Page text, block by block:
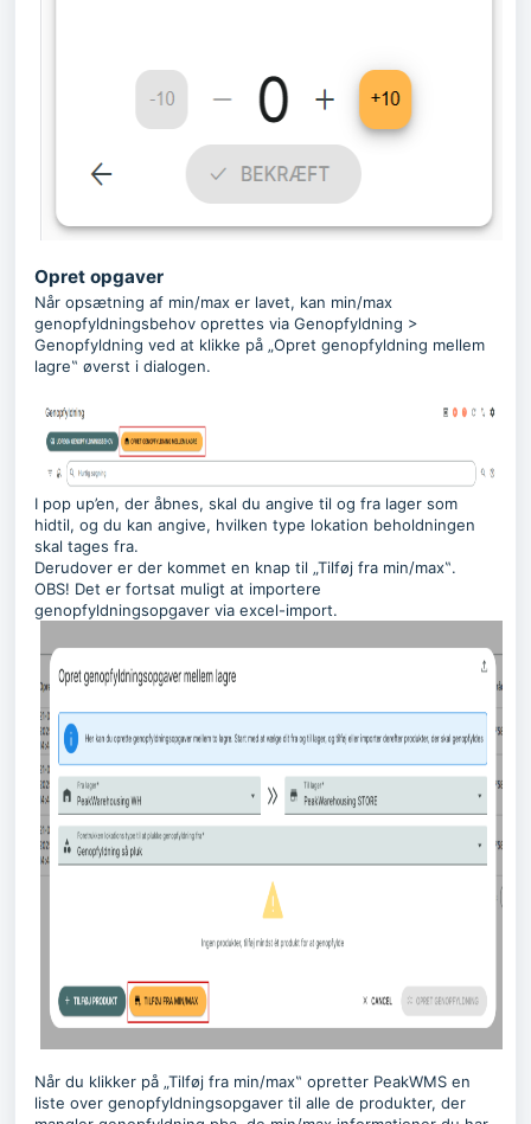
Opret opgaver
Når opsætning af min/max er lavet, kan min/max
genopfyldningsbehov oprettes via Genopfyldning >
Genopfyldning ved at klikke på „Opret genopfyldning mellem
lagre‟ øverst i dialogen.
I pop up’en, der åbnes, skal du angive til og fra lager som
hidtil, og du kan angive, hvilken type lokation beholdningen
skal tages fra.
Derudover er der kommet en knap til „Tilføj fra min/max‟.
OBS! Det er fortsat muligt at importere
genopfyldningsopgaver via excel-import.
Når du klikker på „Tilføj fra min/max‟ opretter PeakWMS en
liste over genopfyldningsopgaver til alle de produkter, der